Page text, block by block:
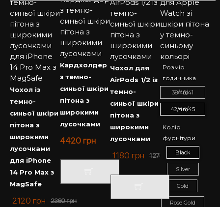
Чохол із
темно-
синьої шкіри
пітона з
широкими
лусочками
для iPhone
14 Pro Max з
MagSafe
2360грн
2120 грн
Кардхолдер
з темно-
синьої шкіри
пітона з
широкими
лусочками
4420 грн
Чохол для
AirPods 1/2 із
темно-
синьої шкіри
пітона з
широкими
лусочками
1276
1180 грн
Розмір
годинника
38/40/41 mm
42/44/45 mm
Колір
фурнітури
Black
Silver
Gold
Rose Gold